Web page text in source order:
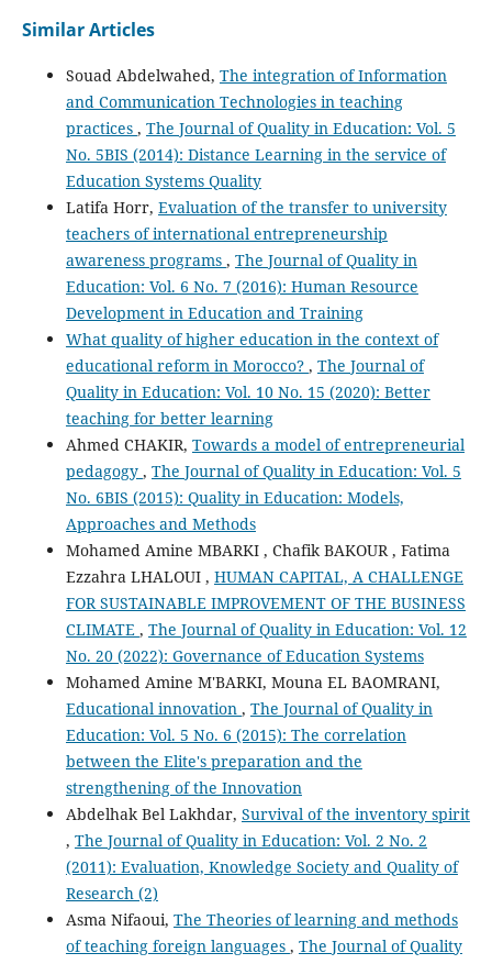
Similar Articles
Souad Abdelwahed, The integration of Information
and Communication Technologies in teaching
practices , The Journal of Quality in Education: Vol. 5
No. 5BIS (2014): Distance Learning in the service of
Education Systems Quality
Latifa Horr, Evaluation of the transfer to university
teachers of international entrepreneurship
awareness programs , The Journal of Quality in
Education: Vol. 6 No. 7 (2016): Human Resource
Development in Education and Training
What quality of higher education in the context of
educational reform in Morocco? , The Journal of
Quality in Education: Vol. 10 No. 15 (2020): Better
teaching for better learning
Ahmed CHAKIR, Towards a model of entrepreneurial
pedagogy , The Journal of Quality in Education: Vol. 5
No. 6BIS (2015): Quality in Education: Models,
Approaches and Methods
Mohamed Amine MBARKI , Chafik BAKOUR , Fatima
Ezzahra LHALOUI , HUMAN CAPITAL, A CHALLENGE
FOR SUSTAINABLE IMPROVEMENT OF THE BUSINESS
CLIMATE , The Journal of Quality in Education: Vol. 12
No. 20 (2022): Governance of Education Systems
Mohamed Amine M'BARKI, Mouna EL BAOMRANI,
Educational innovation , The Journal of Quality in
Education: Vol. 5 No. 6 (2015): The correlation
between the Elite's preparation and the
strengthening of the Innovation
Abdelhak Bel Lakhdar, Survival of the inventory spirit
, The Journal of Quality in Education: Vol. 2 No. 2
(2011): Evaluation, Knowledge Society and Quality of
Research (2)
Asma Nifaoui, The Theories of learning and methods
of teaching foreign languages , The Journal of Quality